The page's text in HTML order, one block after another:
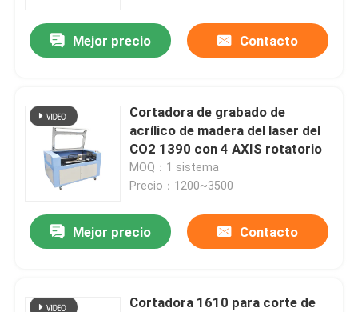
Mejor precio Contacto
Cortadora de grabado de
acrílico de madera del laser del
CO2 1390 con 4 AXIS rotatorio
MOQ：1 sistema
Precio：1200~3500
Mejor precio Contacto
Cortadora 1610 para corte de